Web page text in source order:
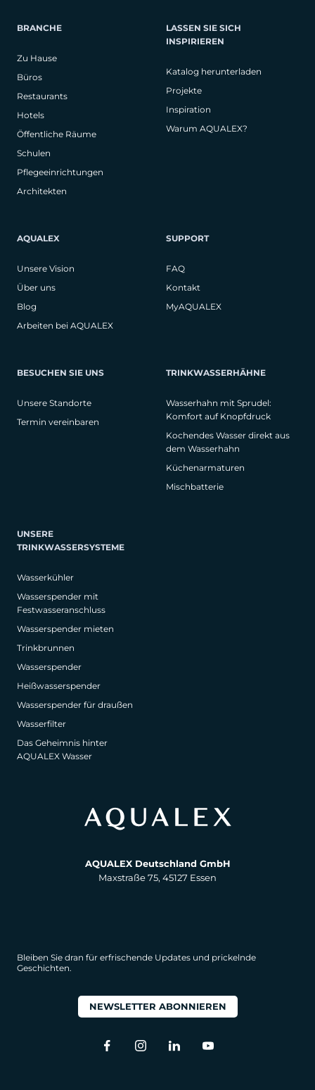
BRANCHE
Zu Hause
Büros
Restaurants
Hotels
Öffentliche Räume
Schulen
Pflegeeinrichtungen
Architekten
LASSEN SIE SICH
INSPIRIEREN
Katalog herunterladen
Projekte
Inspiration
Warum AQUALEX?
AQUALEX
Unsere Vision
Über uns
Blog
Arbeiten bei AQUALEX
SUPPORT
FAQ
Kontakt
MyAQUALEX
BESUCHEN SIE UNS
Unsere Standorte
Termin vereinbaren
TRINKWASSERHÄHNE
Wasserhahn mit Sprudel:
Komfort auf Knopfdruck
Kochendes Wasser direkt aus
dem Wasserhahn
Küchenarmaturen
Mischbatterie
UNSERE
TRINKWASSERSYSTEME
Wasserkühler
Wasserspender mit
Festwasseranschluss
Wasserspender mieten
Trinkbrunnen
Wasserspender
Heißwasserspender
Wasserspender für draußen
Wasserfilter
Das Geheimnis hinter
AQUALEX Wasser
AQUALEX Deutschland GmbH
Maxstraße 75, 45127 Essen
Bleiben Sie dran für erfrischende Updates und prickelnde
Geschichten.
NEWSLETTER ABONNIEREN